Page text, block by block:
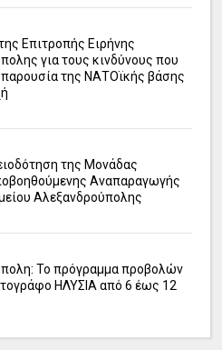
Επιτροπής Ειρήνης
για τους κινδύνους που
παρουσία της ΝΑΤΟϊκής βάσης
της Μονάδας
Αναπαραγωγής
Αλεξανδρούπολης
Το πρόγραμμα προβολών
ΗΛΥΣΙΑ από 6 έως 12